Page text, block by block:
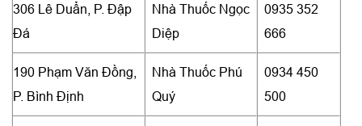
306 Lê Duẩn, P. Đập
Đá
Nhà Thuốc Ngọc
Diệp
0935 352
666
190 Phạm Văn Đồng,
P. Bình Định
Nhà Thuốc Phú
Quý
0934 450
500